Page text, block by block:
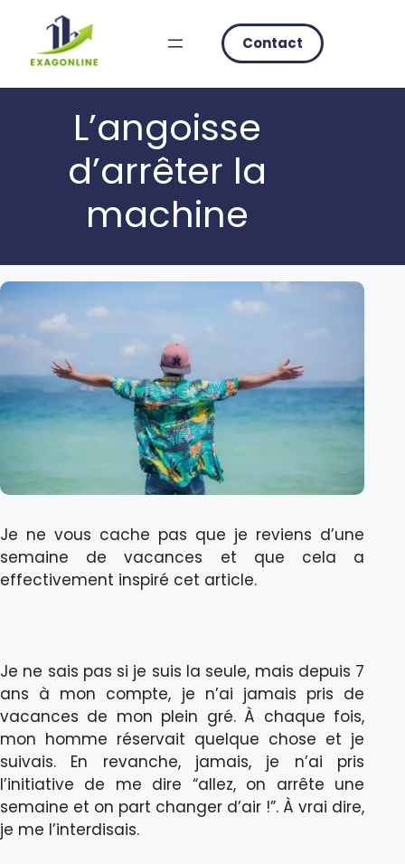
content
Contact
L’angoisse
d’arrêter la
machine
Je ne vous cache pas que je reviens d’une
semaine de vacances et que cela a
effectivement inspiré cet article.
Je ne sais pas si je suis la seule, mais depuis 7
ans à mon compte, je n’ai jamais pris de
vacances de mon plein gré. À chaque fois,
mon homme réservait quelque chose et je
suivais. En revanche, jamais, je n’ai pris
l’initiative de me dire “allez, on arrête une
semaine et on part changer d’air !”. À vrai dire,
je me l’interdisais.